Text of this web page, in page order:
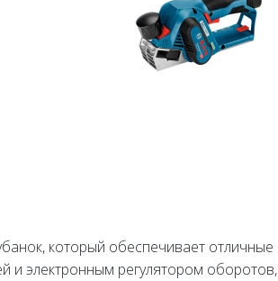
который обеспечивает отличные
и электронным регулятором оборотов,